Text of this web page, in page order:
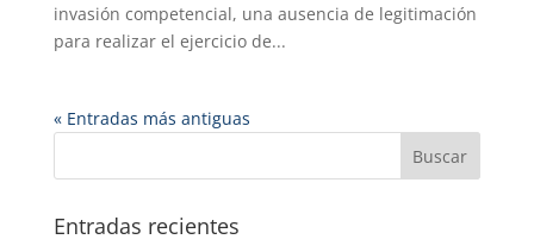
invasión competencial, una ausencia de legitimación
para realizar el ejercicio de...
« Entradas más antiguas
Entradas recientes